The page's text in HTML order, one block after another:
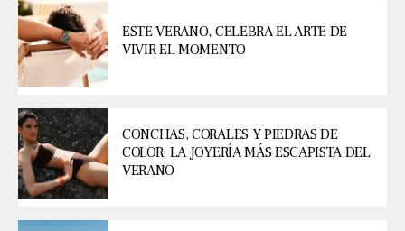
ESTE VERANO, CELEBRA EL ARTE DE
VIVIR EL MOMENTO
CONCHAS, CORALES Y PIEDRAS DE
COLOR: LA JOYERÍA MÁS ESCAPISTA DEL
VERANO